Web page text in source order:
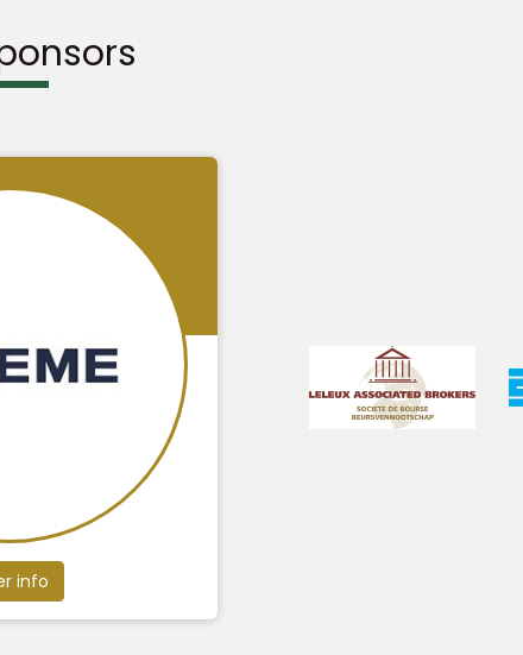
info